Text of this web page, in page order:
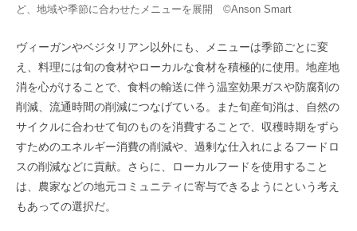
ど、地域や季節に合わせたメニューを展開 ©Anson Smart
ヴィーガンやベジタリアン以外にも、メニューは季節ごとに変
え、料理には旬の食材やローカルな食材を積極的に使用。地産地
消を心がけることで、食料の輸送に伴う温室効果ガスや防腐剤の
削減、流通時間の削減につなげている。また旬産旬消は、自然の
サイクルに合わせて旬のものを消費することで、収穫時期をずら
すためのエネルギー消費の削減や、過剰な仕入れによるフードロ
スの削減などに貢献。さらに、ローカルフードを使用すること
は、農家などの地元コミュニティに寄与できるようにという考え
もあっての選択だ。